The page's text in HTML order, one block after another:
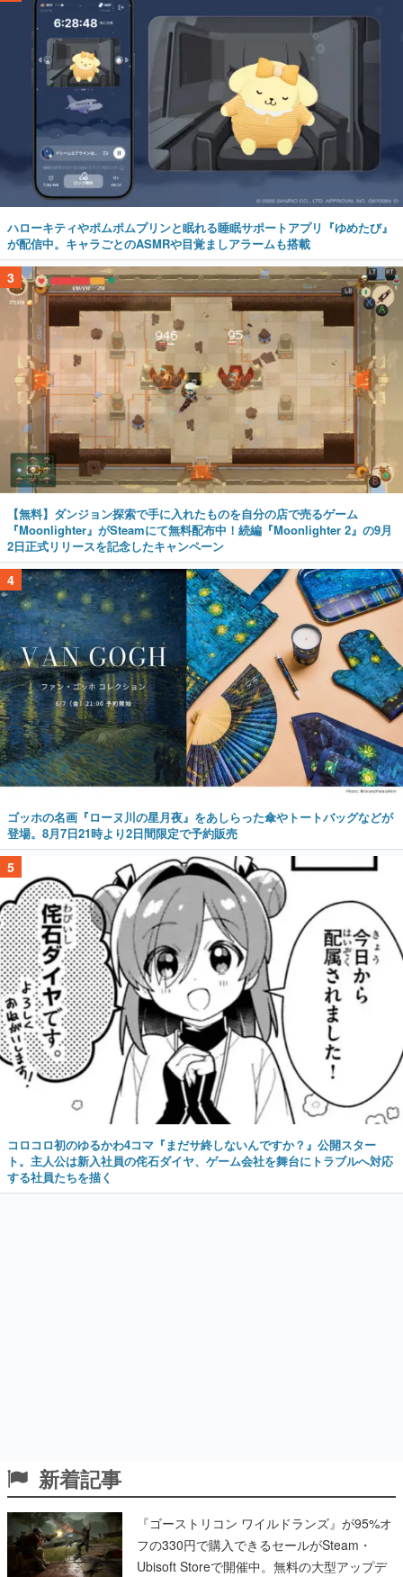
ハローキティやポムポムプリンと眠れる睡眠サポートアプリ『ゆめたび』
が配信中。キャラごとのASMRや目覚ましアラームも搭載
3
【無料】ダンジョン探索で手に入れたものを自分の店で売るゲーム
『Moonlighter』がSteamにて無料配布中！続編『Moonlighter 2』の9月
2日正式リリースを記念したキャンペーン
4
ゴッホの名画『ローヌ川の星月夜』をあしらった傘やトートバッグなどが
登場。8月7日21時より2日間限定で予約販売
5
コロコロ初のゆるかわ4コマ『まだサ終しないんですか？』公開スター
ト。主人公は新入社員の侘石ダイヤ、ゲーム会社を舞台にトラブルへ対応
する社員たちを描く
新着記事
『ゴーストリコン ワイルドランズ』が95%オ
フの330円で購入できるセールがSteam・
Ubisoft Storeで開催中。無料の大型アップデ